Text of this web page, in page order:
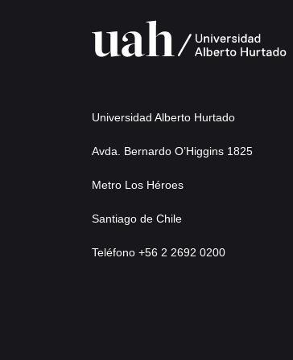
Universidad Alberto Hurtado
Avda. Bernardo O’Higgins 1825
Metro Los Héroes
Santiago de Chile
Teléfono +56 2 2692 0200